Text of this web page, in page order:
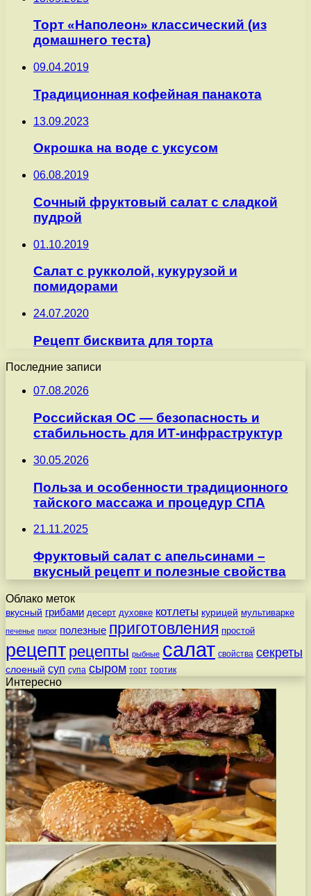
Торт «Наполеон» классический (из
домашнего теста)
09.04.2019
Традиционная кофейная панакота
13.09.2023
Окрошка на воде с уксусом
06.08.2019
Сочный фруктовый салат с сладкой
пудрой
01.10.2019
Салат с рукколой, кукурузой и
помидорами
24.07.2020
Рецепт бисквита для торта
Последние записи
07.08.2026
Российская ОС — безопасность и
стабильность для ИТ-инфраструктур
30.05.2026
Польза и особенности традиционного
тайского массажа и процедур СПА
21.11.2025
Фруктовый салат с апельсинами –
вкусный рецепт и полезные свойства
Облако меток
вкусный грибами десерт духовке котлеты курицей мультиварке
печенье пирог полезные приготовления простой
рецепт рецепты рыбные салат свойства секреты
слоеный суп супа сыром торт тортик
Интересно